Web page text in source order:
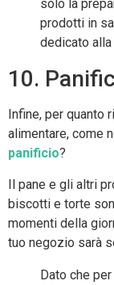
solo la
prodotti in
dedicato
10.
Infine, per quanto
alimentare, come
panificio?
Il pane e gli altri
biscotti e torte
momenti della
tuo negozio sarà
Dato che